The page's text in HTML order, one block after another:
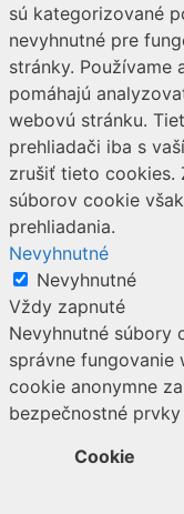
sú kategorizované
nevyhnutné pre
stránky. Používame
pomáhajú
webovú stránku.
prehliadači iba s
zrušiť tieto cookies.
súborov cookie
prehliadania.
Nevyhnutné
Nevyhnutné
Vždy zapnuté
Nevyhnutné súbory
správne fungovanie
cookie anonymne
bezpečnostné
Cookie